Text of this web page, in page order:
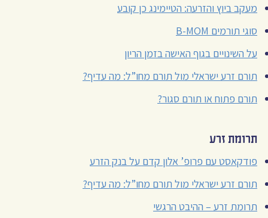
מעקב ביוץ והזרעה: הטיימינג כן קובע
סוגי תורמים B-MOM
על השינויים בגוף האישה בזמן הריון
תורם זרע ישראלי מול תורם מחו”ל: מה עדיף?
תורם פתוח או תורם סגור?
תרומת זרע
פודקאסט עם פרופ’ אלון קדם על בנק הזרע
תורם זרע ישראלי מול תורם מחו”ל: מה עדיף?
תרומת זרע – ההיבט הרגשי